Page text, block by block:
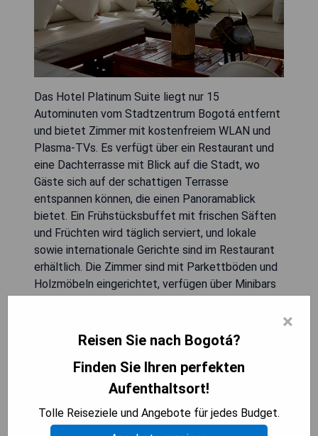
Das Hotel Platinum Suite liegt nur 15
Autominuten vom Stadtzentrum Bogotá entfernt
und bietet Zimmer mit kostenfreiem WLAN und
Plasma-TVs. Es verfügt über ein Restaurant und
eine Dachterrasse mit Blick auf die Stadt, wo
Gäste sich auf der schattigen Terrasse
entspannen können, die einen Panoramablick
bietet. Ein Frühstücksbuffet mit frischen Säften
und Früchten wird täglich serviert, und lokale
sowie internationale Gerichte sind im Restaurant
erhältlich. Die Zimmer sind mit Parkettböden und
Holzmöbeln eingerichtet, verfügen über Minibars
Corferias entfernt und ist 40 Minuten von Park 93
entfernt, wo gehobene Bars und Restaurants zu
finden sind; der Flughafen El Dorado ist in 20
Minuten mit dem Auto erreichbar.
- Kostenfreies WLAN in allen Bereichen
×
Reisen Sie nach Bogotá?
Finden Sie Ihren perfekten
Aufenthaltsort!
Tolle Reiseziele und Angebote für jedes Budget.